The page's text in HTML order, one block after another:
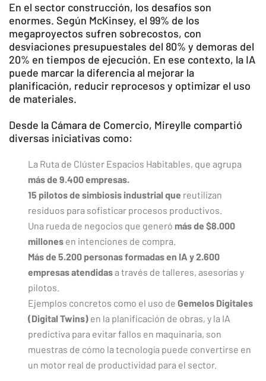
En el sector construcción, los desafíos son
enormes. Según McKinsey, el 99% de los
megaproyectos sufren sobrecostos, con
desviaciones presupuestales del 80% y demoras del
20% en tiempos de ejecución. En ese contexto, la IA
puede marcar la diferencia al mejorar la
planificación, reducir reprocesos y optimizar el uso
de materiales.
Desde la Cámara de Comercio, Mireylle compartió
diversas iniciativas como:
La Ruta de Clúster Espacios Habitables, que agrupa
más de 9.400 empresas.
15 pilotos de simbiosis industrial que reutilizan
residuos para sofisticar procesos productivos.
Una rueda de negocios que generó más de $8.000
millones en intenciones de compra.
Más de 5.200 personas formadas en IA y 2.600
empresas atendidasa través de talleres, asesorías y
pilotos.
Ejemplos concretos como el uso de Gemelos Digitales
(Digital Twins) en la planificación de obras, y la IA
predictiva para evitar fallos en maquinaria, son
muestras de cómo la tecnología puede convertirse en
un motor real de productividad para el sector.